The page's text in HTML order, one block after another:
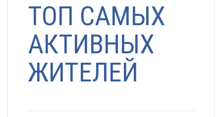
ТОП САМЫХ
АКТИВНЫХ
ЖИТЕЛЕЙ